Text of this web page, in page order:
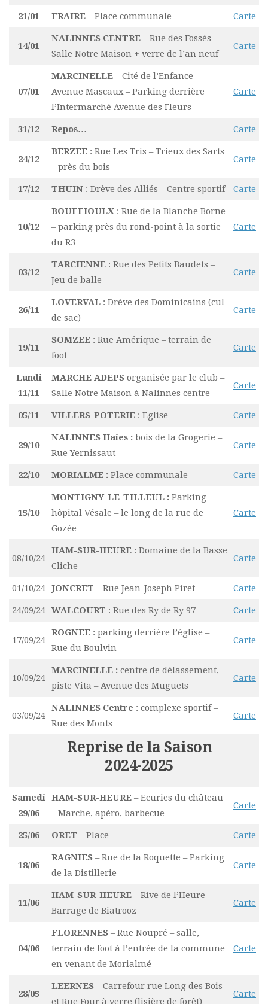
21/01 FRAIRE – Place communale Carte
14/01
NALINNES CENTRE – Rue des Fossés –
Salle Notre Maison + verre de l’an neuf
Carte
07/01
MARCINELLE – Cité de l’Enfance -
Avenue Mascaux – Parking derrière
l’Intermarché Avenue des Fleurs
Carte
31/12 Repos… Carte
24/12
BERZEE : Rue Les Tris – Trieux des Sarts
– près du bois
Carte
17/12 THUIN : Drève des Alliés – Centre sportif Carte
10/12
BOUFFIOULX : Rue de la Blanche Borne
– parking près du rond-point à la sortie
du R3
Carte
03/12
TARCIENNE : Rue des Petits Baudets –
Jeu de balle
Carte
26/11
LOVERVAL : Drève des Dominicains (cul
de sac)
Carte
19/11
SOMZEE : Rue Amérique – terrain de
foot
Carte
Lundi
11/11
MARCHE ADEPS organisée par le club –
Salle Notre Maison à Nalinnes centre
Carte
05/11 VILLERS-POTERIE : Eglise Carte
29/10
NALINNES Haies : bois de la Grogerie –
Rue Yernissaut
Carte
22/10 MORIALME : Place communale Carte
15/10
MONTIGNY-LE-TILLEUL : Parking
hôpital Vésale – le long de la rue de
Gozée
Carte
08/10/24
HAM-SUR-HEURE : Domaine de la Basse
Cliche
Carte
01/10/24 JONCRET – Rue Jean-Joseph Piret Carte
24/09/24 WALCOURT : Rue des Ry de Ry 97 Carte
17/09/24
ROGNEE : parking derrière l’église –
Rue du Boulvin
Carte
10/09/24
MARCINELLE : centre de délassement,
piste Vita – Avenue des Muguets
Carte
03/09/24
NALINNES Centre : complexe sportif –
Rue des Monts
Carte
Reprise de la Saison
2024-2025
Samedi
29/06
HAM-SUR-HEURE – Ecuries du château
– Marche, apéro, barbecue
Carte
25/06 ORET – Place Carte
18/06
RAGNIES – Rue de la Roquette – Parking
de la Distillerie
Carte
11/06
HAM-SUR-HEURE – Rive de l’Heure –
Barrage de Biatrooz
Carte
04/06
FLORENNES – Rue Noupré – salle,
terrain de foot à l’entrée de la commune
en venant de Morialmé –
Carte
28/05
LEERNES – Carrefour rue Long des Bois
et Rue Four à verre (lisière de forêt)
Carte